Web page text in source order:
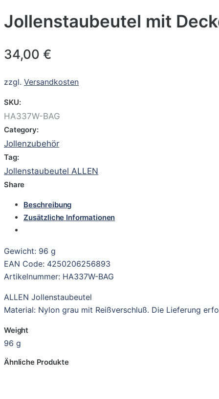
Jollenstaubeutel mit
34,00 €
zzgl. Versandkosten
SKU:
HA337W-BAG
Category:
Jollenzubehör
Tag:
Jollenstaubeutel ALLEN
Share
Beschreibung
Zusätzliche Informationen
Gewicht: 96 g
EAN Code: 4250206256893
Artikelnummer: HA337W-BAG
ALLEN Jollenstaubeutel
Material: Nylon grau mit Reißverschluß. Die Lieferung
Weight
96 g
Ähnliche Produkte